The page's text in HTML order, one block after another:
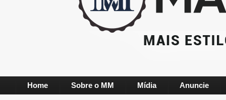
Home Sobre o MM Mídia Anuncie